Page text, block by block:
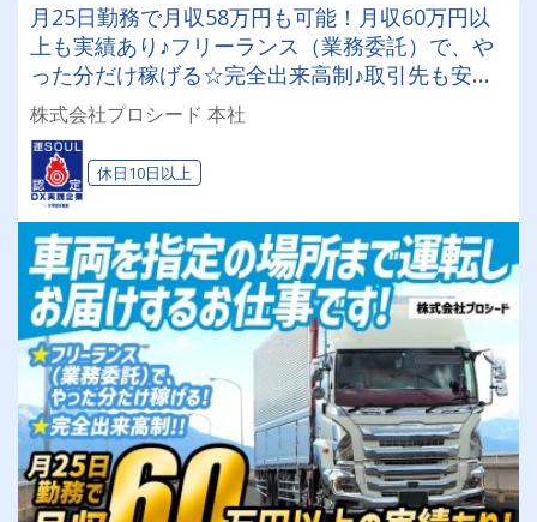
月25日勤務で月収58万円も可能！月収60万円以
上も実績あり♪フリーランス（業務委託）で、や
った分だけ稼げる☆完全出来高制♪取引先も安定
しており、お仕事量も豊富！建築系車輌の自走回
送(陸送)/軽貨物ドライバー（パワーゲート付）
株式会社プロシード 本社
休日10日以上